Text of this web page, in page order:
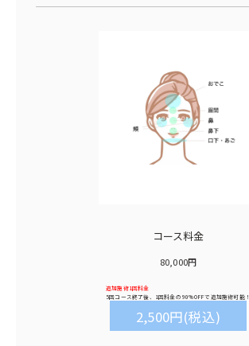
コース料金
80,000円
追加施術1回料金
5回コース終了後、1回料金の 90%OFFで追加施術可能！
2,500円(税込)